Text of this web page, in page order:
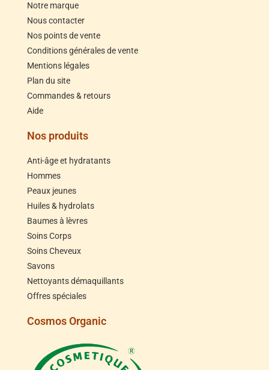
Notre marque
Nous contacter
Nos points de vente
Conditions générales de vente
Mentions légales
Plan du site
Commandes & retours
Aide
Nos produits
Anti-âge et hydratants
Hommes
Peaux jeunes
Huiles & hydrolats
Baumes à lèvres
Soins Corps
Soins Cheveux
Savons
Nettoyants démaquillants
Offres spéciales
Cosmos Organic